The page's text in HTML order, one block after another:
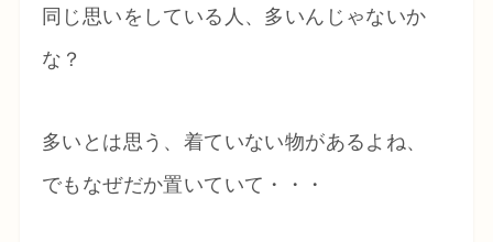
同じ思いをしている人、多いんじゃないか
な？
多いとは思う、着ていない物があるよね、
でもなぜだか置いていて・・・